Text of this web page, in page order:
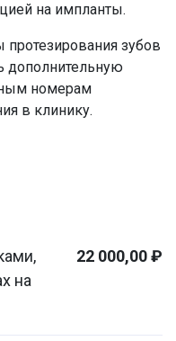
на импланты.
зубов
дополнительную
номерам
в клинику.
на
22 000,00 ₽